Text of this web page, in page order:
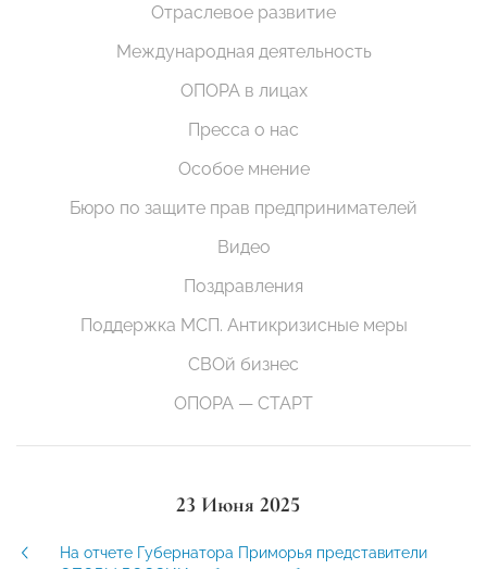
Отраслевое развитие
Международная деятельность
ОПОРА в лицах
Пресса о нас
Особое мнение
Бюро по защите прав предпринимателей
Видео
Поздравления
Поддержка МСП. Антикризисные меры
СВОй бизнес
ОПОРА — СТАРТ
23 Июня 2025
На отчете Губернатора Приморья представители